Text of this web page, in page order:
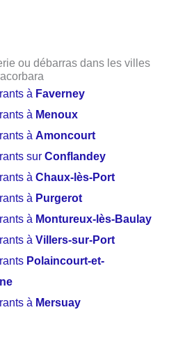
ou débarras dans les villes
à Faverney
à Menoux
àAmoncourt
surConflandey
àChaux-lès-Port
à Purgerot
à Montureux-lès-Baulay
àVillers-sur-Port
Polaincourt-et-
à Mersuay